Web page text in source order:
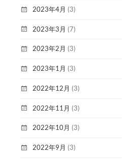
2023年4月 (3)
2023年3月 (7)
2023年2月 (3)
2023年1月 (3)
2022年12月 (3)
2022年11月 (3)
2022年10月 (3)
2022年9月 (3)